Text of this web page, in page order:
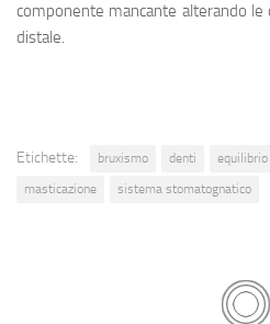
componente mancante alterando
distale.
Etichette: bruxismo denti equilibrio
masticazione
sistema stomatognatico